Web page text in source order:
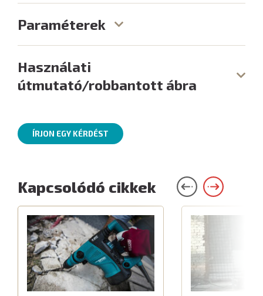
Paraméterek
Használati
útmutató/robbantott ábra
ÍRJON EGY KÉRDÉST
Kapcsolódó cikkek